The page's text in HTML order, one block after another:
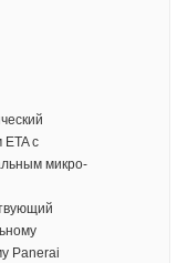
с
микро-
Panerai